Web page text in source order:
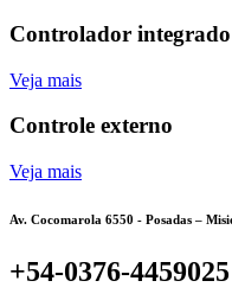
Controlador
Veja mais
Controle externo
Veja mais
Av. Cocomarola 6550 - Posadas –
+54-0376-4459025